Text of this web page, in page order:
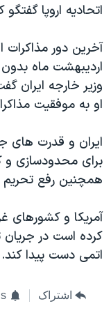
اتحادیه اروپا گفتگو
اردیبهشت ماه
وزیر خارجه ایران
او به موفقیت
ایران و قدرت های
برای محدودسازی و
همچنین رفع تحریم
آمریکا و کشورهای
کرده است در
اتمی دست پیدا کند.
اشتراک